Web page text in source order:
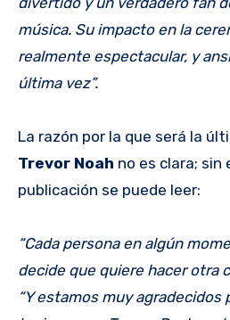
música. Su impacto en la
realmente espectacular, y
última vez”.
La razón por la que será la
Trevor Noah no es clara; sin
publicación se puede leer:
“Cada persona en algún
decide que quiere hacer otra
“Y estamos muy agradecidos